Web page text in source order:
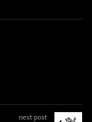
next post